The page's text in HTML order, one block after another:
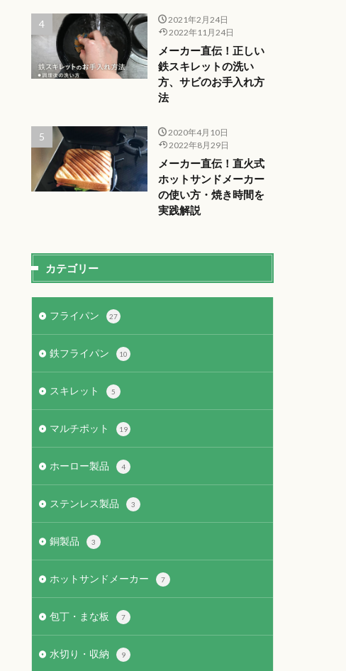
2021年2月24日
2022年11月24日
メーカー直伝！正しい
鉄スキレットの洗い
方、サビのお手入れ方
法
2020年4月10日
2022年8月29日
メーカー直伝！直火式
ホットサンドメーカー
の使い方・焼き時間を
実践解説
カテゴリー
フライパン 27
鉄フライパン 10
スキレット 5
マルチポット 19
ホーロー製品 4
ステンレス製品 3
銅製品 3
ホットサンドメーカー 7
包丁・まな板 7
水切り・収納 9